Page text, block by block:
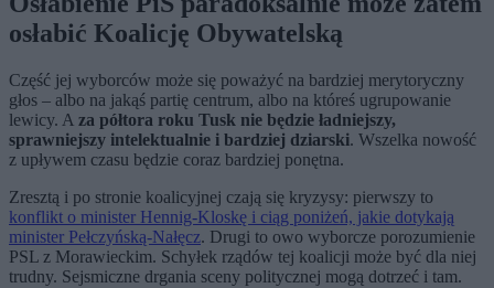
osłabić Koalicję Obywatelską
Część jej wyborców może się poważyć na bardziej merytoryczny
głos – albo na jakąś partię centrum, albo na któreś ugrupowanie
lewicy. A za półtora roku Tusk nie będzie ładniejszy,
sprawniejszy intelektualnie i bardziej dziarski. Wszelka nowość
z upływem czasu będzie coraz bardziej ponętna.
Zresztą i po stronie koalicyjnej czają się kryzysy: pierwszy to
konflikt o minister Hennig-Kloskę i ciąg poniżeń, jakie dotykają
minister Pełczyńską-Nałęcz. Drugi to owo wyborcze porozumienie
PSL z Morawieckim. Schyłek rządów tej koalicji może być dla niej
trudny. Sejsmiczne drgania sceny politycznej mogą dotrzeć i tam.